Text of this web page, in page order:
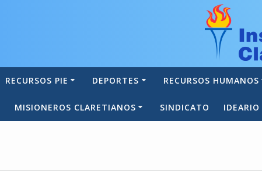
RECURSOS PIE DEPORTES RECURSOS HUMANOS
MISIONEROS CLARETIANOS SINDICATO